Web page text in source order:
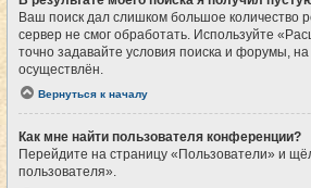
Ваш поиск дал слишком большое количество
сервер не смог обработать. Используйте
точно задавайте условия поиска и форумы,
осуществлён.
Вернуться к началу
Как мне найти пользователя конференции?
Перейдите на страницу «Пользователи» и
пользователя».